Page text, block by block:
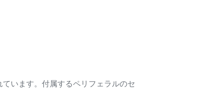
います。付属するペリフェラルのセ